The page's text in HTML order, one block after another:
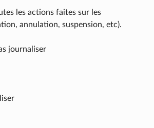
les actions faites sur les
annulation, suspension, etc).
journaliser